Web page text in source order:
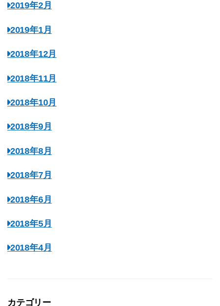
2019年2月
2019年1月
2018年12月
2018年11月
2018年10月
2018年9月
2018年8月
2018年7月
2018年6月
2018年5月
2018年4月
カテゴリー